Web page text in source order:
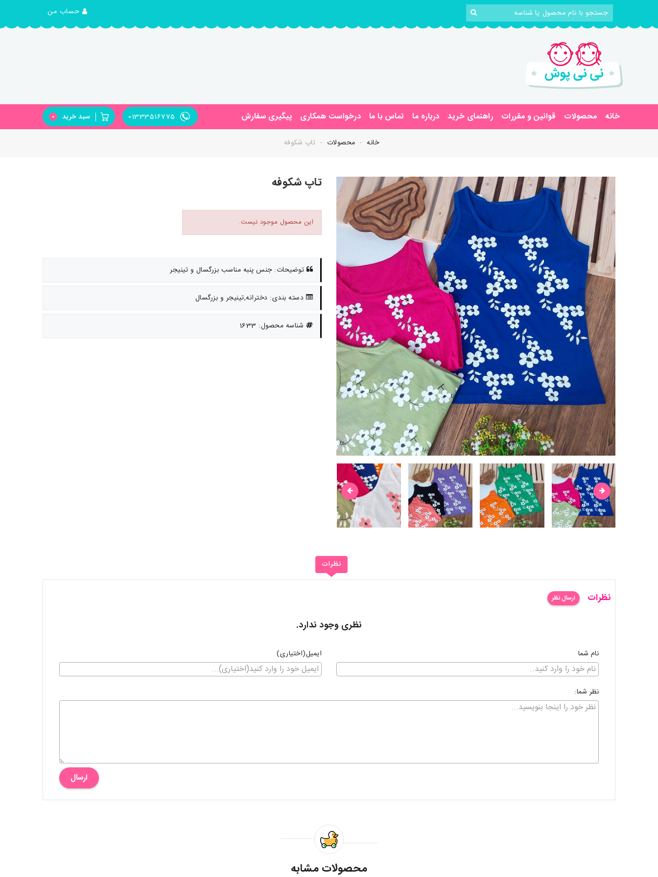
حساب من
خانه محصولات قوانین و مقررات راهنمای خرید درباره ما تماس با ما درخواست همکاری پیگیری سفارش سبد خرید 0 01333516775
خانه محصولات تاپ شکوفه
تاپ شکوفه
این محصول موجود نیست.
توضیحات: جنس پنبه مناسب بزرگسال و تینیجر
دسته بندی: دخترانه,تینیجر و بزرگسال
شناسه محصول: 1633
نظرات
نظرات ارسال نظر
نظری وجود ندارد.
نام شما ایمیل(اختیاری)
نظر شما:
ارسال
محصولات مشابه